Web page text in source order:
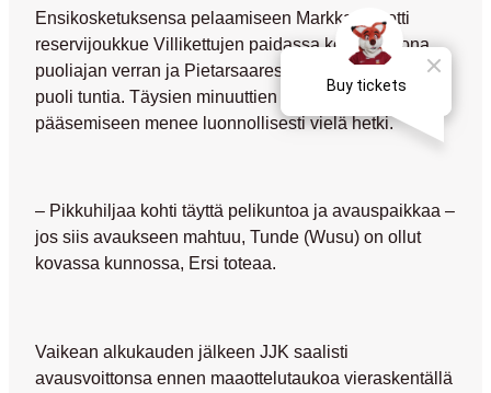
Ensikosketuksensa pelaamiseen Markkanen otti
reservijoukkue Villikettujen paidassa keskiviikkona
puoliajan verran ja Pietarsaaressa tilille tuli vajaa
puoli tuntia. Täysien minuuttien pelikuntoon
pääsemiseen menee luonnollisesti vielä hetki.
– Pikkuhiljaa kohti täyttä pelikuntoa ja avauspaikkaa –
jos siis avaukseen mahtuu, Tunde (Wusu) on ollut
kovassa kunnossa, Ersi toteaa.
Vaikean alkukauden jälkeen JJK saalisti
avausvoittonsa ennen maaottelutaukoa vieraskentällä